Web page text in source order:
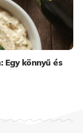
Egy könnyű és